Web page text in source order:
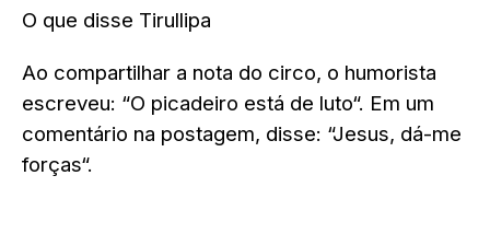
O que disse Tirullipa
Ao compartilhar a nota do circo, o humorista
escreveu: “O picadeiro está de luto“. Em um
comentário na postagem, disse: “Jesus, dá-me
forças“.